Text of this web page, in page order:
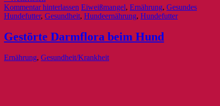
Kommentar hinterlassen Eiweißmangel, Ernährung, Gesundes
Hundefutter, Gesundheit, Hundeernährung, Hundefutter
Gestörte Darmflora beim Hund
Ernährung, Gesundheit/Krankheit